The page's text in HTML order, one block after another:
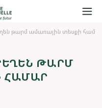
թարմ ամառային տեսքի
ԹԱՐՄ Ա